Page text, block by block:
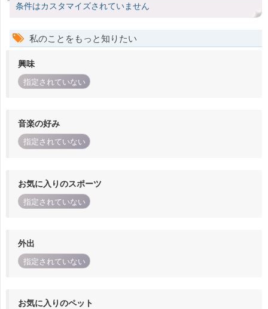
条件はカスタマイズされていません
私のことをもっと知りたい
興味
指定されていない
音楽の好み
指定されていない
お気に入りのスポーツ
指定されていない
外出
指定されていない
お気に入りのペット